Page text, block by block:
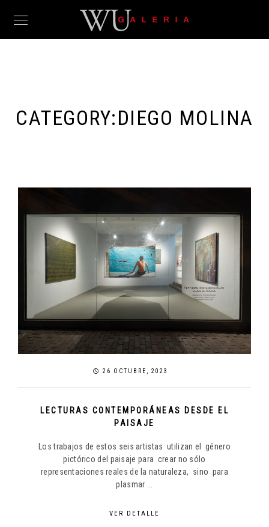
CATEGORY:DIEGO MOLINA
26 OCTUBRE, 2023
LECTURAS CONTEMPORÁNEAS DESDE EL
PAISAJE
Los trabajos de estos seis artistas utilizan el género
pictórico del paisaje para crear no sólo
representaciones reales de la naturaleza, sino para
plasmar ...
VER DETALLE